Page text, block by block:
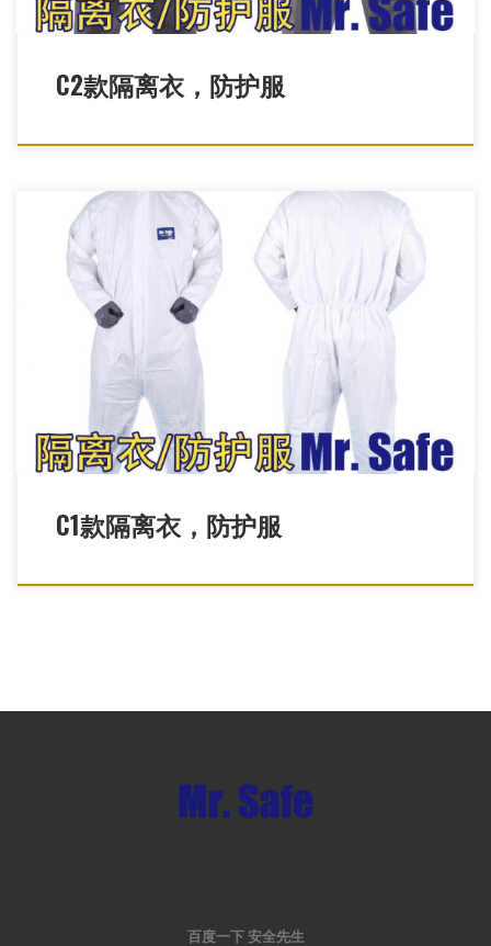
C2款隔离衣，防护服
防疫防护服，一次性防疫服，一次性防护服猪瘟疫防护服，养殖业
防护服，畜牧业防护服，加大防护服，加肥防护服，透气膜防护
服，透气膜连体服，透气膜防疫服
C1款隔离衣，防护服
百度一下 安全先生